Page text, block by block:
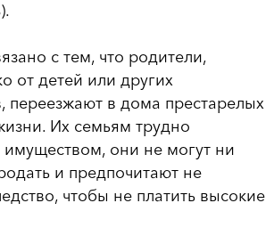
с тем, что родители,
от детей или других
переезжают в дома престарелых
Их семьям трудно
имуществом, они не могут ни
и предпочитают не
чтобы не платить высокие